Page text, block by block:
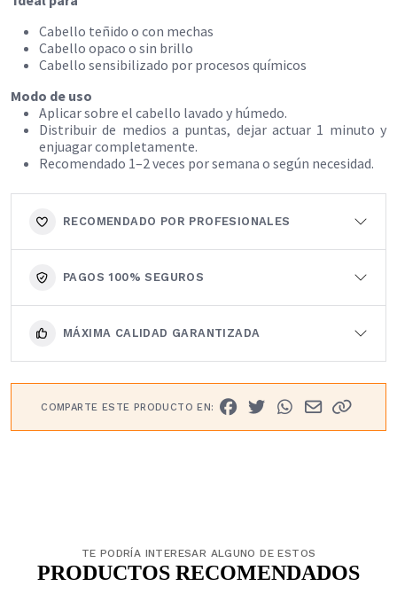
Cabello teñido o con mechas
Cabello opaco o sin brillo
Cabello sensibilizado por procesos químicos
Modo de uso
Aplicar sobre el cabello lavado y húmedo.
Distribuir de medios a puntas, dejar actuar 1 minuto y
enjuagar completamente.
Recomendado 1–2 veces por semana o según necesidad.
RECOMENDADO POR PROFESIONALES
PAGOS 100% SEGUROS
MÁXIMA CALIDAD GARANTIZADA
COMPARTE ESTE PRODUCTO EN:
TE PODRÍA INTERESAR ALGUNO DE ESTOS
PRODUCTOS RECOMENDADOS